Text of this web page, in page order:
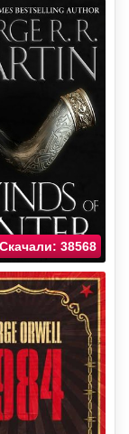
Скачали: 38568